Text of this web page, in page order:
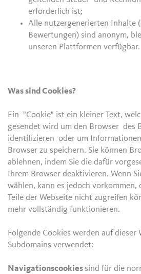
erforderlich ist;
Alle nutzergenerierten Inhalte
Bewertungen) sind anonym,
unseren Plattformen verfügbar.
Was sind Cookies?
Ein "Cookie" ist ein kleiner Text,
gesendet wird um den Browser des
identifizieren oder um
Browser zu speichern. Sie können
ablehnen, indem Sie die dafür
Ihrem Browser deaktivieren. Wenn
wählen, kann es jedoch vorkommen,
Teile der Webseite nicht zugreifen
mehr vollständig funktionieren.
Folgende Cookies werden auf dieser
Subdomains verwendet:
Navigationscookies sind für die